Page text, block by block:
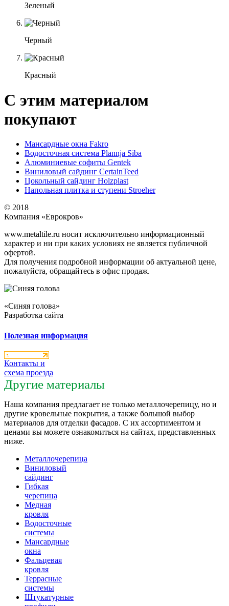
Зеленый
Черный
Красный
С этим материалом
покупают
Мансардные окна Fakro
Водосточная система Plannja Siba
Алюминиевые софиты Gentek
Виниловый сайдинг CertainTeed
Цокольный сайдинг Holzplast
Напольная плитка и ступени Stroeher
© 2018
Компания «Еврокров»
www.metaltile.ru носит исключительно информационный
характер и ни при каких условиях не является публичной
офертой.
Для получения подробной информации об актуальной цене,
пожалуйста, обращайтесь в офис продаж.
«Синяя голова»
Разработка сайта
Полезная информация
Контакты и
схема проезда
Другие материалы
Наша компания предлагает не только металлочерепицу, но и
другие кровельные покрытия, а также большой выбор
материалов для отделки фасадов. С их ассортиментом и
ценами вы можете ознакомиться на сайтах, представленных
ниже.
Металлочерепица
Виниловый
сайдинг
Гибкая
черепица
Медная
кровля
Водосточные
системы
Мансардные
окна
Фальцевая
кровля
Террасные
системы
Штукатурные